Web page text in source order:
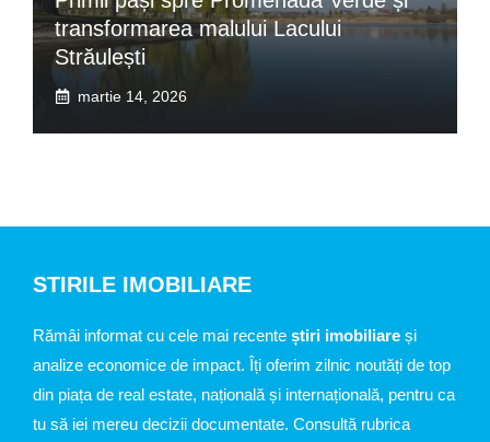
transformarea malului Lacului
Străulești
martie 14, 2026
STIRILE IMOBILIARE
Rămâi informat cu cele mai recente știri imobiliare și
analize economice de impact. Îți oferim zilnic noutăți de top
din piața de real estate, națională și internațională, pentru ca
tu să iei mereu decizii documentate. Consultă rubrica